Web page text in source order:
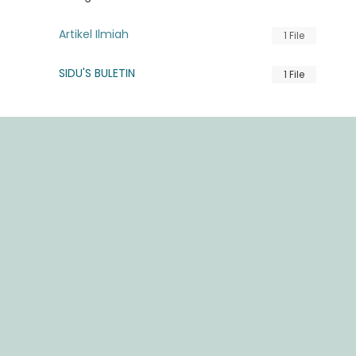
Artikel Ilmiah 1 File
SIDU'S BULETIN 1 File